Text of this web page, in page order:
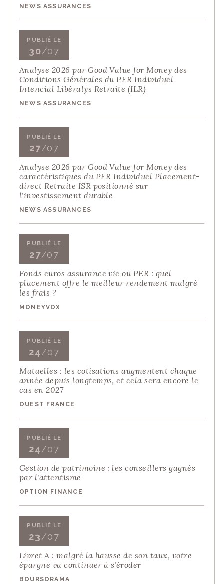
NEWS ASSURANCES
PUBLIÉ LE
30/07
Analyse 2026 par Good Value for Money des
Conditions Générales du PER Individuel
Intencial Libéralys Retraite (ILR)
NEWS ASSURANCES
PUBLIÉ LE
27/07
Analyse 2026 par Good Value for Money des
caractéristiques du PER Individuel Placement-
direct Retraite ISR positionné sur
l'investissement durable
NEWS ASSURANCES
PUBLIÉ LE
27/07
Fonds euros assurance vie ou PER : quel
placement offre le meilleur rendement malgré
les frais ?
MONEYVOX
PUBLIÉ LE
24/07
Mutuelles : les cotisations augmentent chaque
année depuis longtemps, et cela sera encore le
cas en 2027
OUEST FRANCE
PUBLIÉ LE
24/07
Gestion de patrimoine : les conseillers gagnés
par l'attentisme
OPTION FINANCE
PUBLIÉ LE
23/07
Livret A : malgré la hausse de son taux, votre
épargne va continuer à s'éroder
BOURSORAMA